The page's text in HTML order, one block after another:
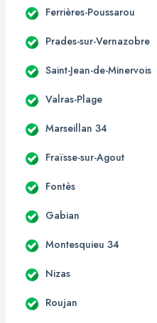
Ferrières-Poussarou
Prades-sur-Vernazobre
Saint-Jean-de-Minervois
Valras-Plage
Marseillan 34
Fraïsse-sur-Agout
Fontès
Gabian
Montesquieu 34
Nizas
Roujan